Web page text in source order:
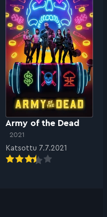
Army of the Dead
2021
Katsottu 7.7.2021